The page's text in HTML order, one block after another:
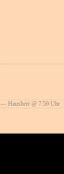
— Hausherr @ 7:59 Uhr